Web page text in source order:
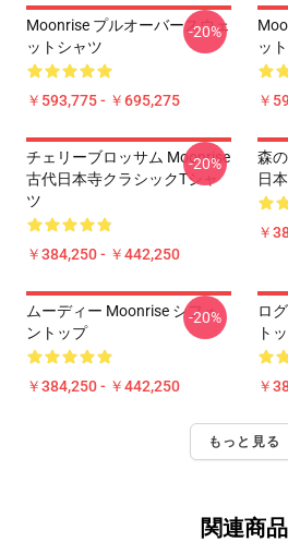
Moonrise プルオーバースウェ
ットシャツ
￥593,775 - ￥695,275
-20%
ッ
￥
チェリーブロッサム Moonrise
古代日本寺クラシックTシャ
ツ
￥384,250 - ￥442,250
-20%
森
日
￥
ムーディー Moonrise シフォ
ントップ
￥384,250 - ￥442,250
-20%
ロ
ト
￥
もっと見る
関連商品